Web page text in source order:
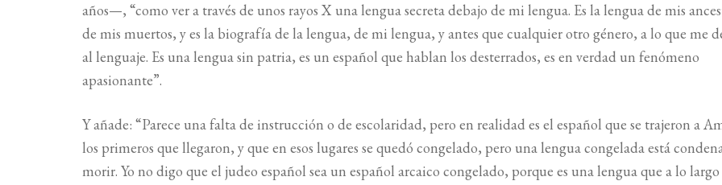
años—, “como ver a través de unos rayos X una lengua secreta debajo de mi lengua. Es la lengua de mis
de mis muertos, y es la biografía de la lengua, de mi lengua, y antes que cualquier otro género, a lo que me
al lenguaje. Es una lengua sin patria, es un español que hablan los desterrados, es en verdad un fenómeno
apasionante”.
Y añade: “Parece una falta de instrucción o de escolaridad, pero en realidad es el español que se trajeron a
los primeros que llegaron, y que en esos lugares se quedó congelado, pero una lengua congelada está
morir. Yo no digo que el judeo español sea un español arcaico congelado, porque es una lengua que a lo largo